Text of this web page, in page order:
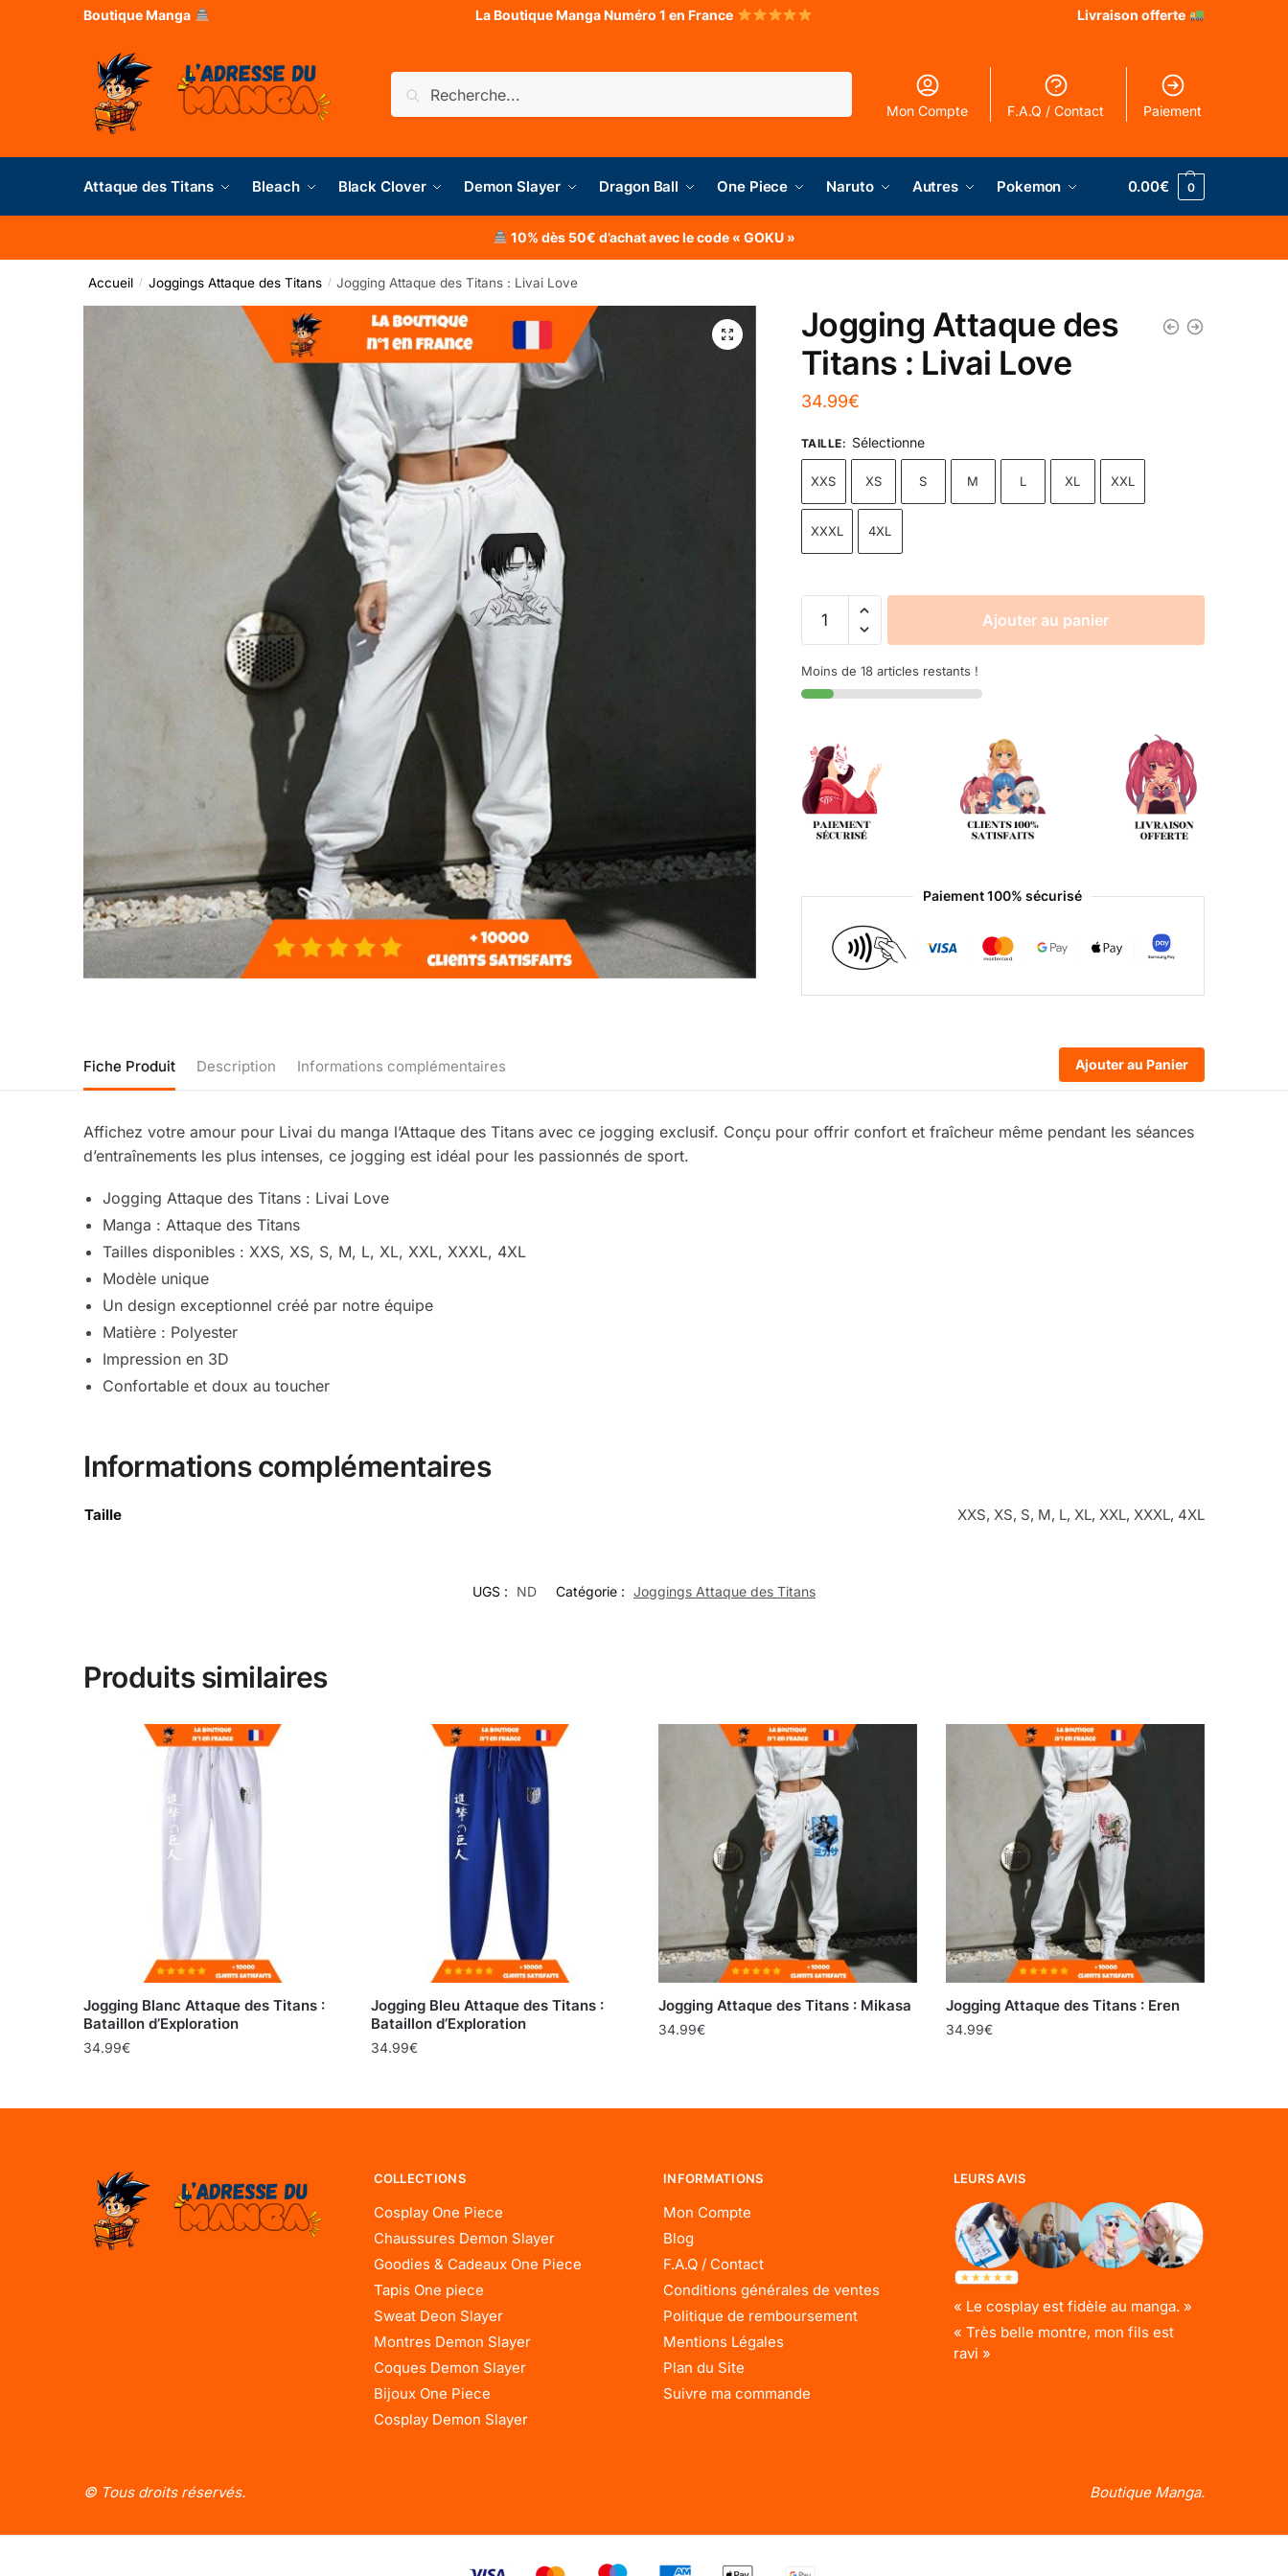
Boutique Manga La Boutique Manga Numéro 1 en France Livraison offerte
Mon Compte F.A.Q / Contact Paiement
Attaque des Titans Bleach Black Clover Demon Slayer Dragon Ball One Piece Naruto Autres Pokemon 0.00€ 0
10% dès 50€ d’achat avec le code « GOKU »
Accueil / Joggings Attaque des Titans / Jogging Attaque des Titans : Livai Love
Jogging Attaque des
Titans : Livai Love
34.99€
TAILLE: Sélectionne
XXS XS S M L XL XXL
XXXL 4XL
Ajouter au panier
Moins de 18 articles restants !
Paiement 100% sécurisé
Fiche Produit Description Informations complémentaires Ajouter au Panier
Affichez votre amour pour Livai du manga l’Attaque des Titans avec ce jogging exclusif. Conçu pour offrir confort et fraîcheur même pendant les séances
d’entraînements les plus intenses, ce jogging est idéal pour les passionnés de sport.
Jogging Attaque des Titans : Livai Love
Manga : Attaque des Titans
Tailles disponibles : XXS, XS, S, M, L, XL, XXL, XXXL, 4XL
Modèle unique
Un design exceptionnel créé par notre équipe
Matière : Polyester
Impression en 3D
Confortable et doux au toucher
Informations complémentaires
Taille XXS, XS, S, M, L, XL, XXL, XXXL, 4XL
UGS : ND Catégorie : Joggings Attaque des Titans
Produits similaires
Jogging Blanc Attaque des Titans :
Bataillon d’Exploration
34.99€
Jogging Bleu Attaque des Titans :
Bataillon d’Exploration
34.99€
Jogging Attaque des Titans : Mikasa
34.99€
Jogging Attaque des Titans : Eren
34.99€
COLLECTIONS
Cosplay One Piece
Chaussures Demon Slayer
Goodies & Cadeaux One Piece
Tapis One piece
Sweat Deon Slayer
Montres Demon Slayer
Coques Demon Slayer
Bijoux One Piece
Cosplay Demon Slayer
INFORMATIONS
Mon Compte
Blog
F.A.Q / Contact
Conditions générales de ventes
Politique de remboursement
Mentions Légales
Plan du Site
Suivre ma commande
LEURS AVIS
« Le cosplay est fidèle au manga. »
« Très belle montre, mon fils est
ravi »
© Tous droits réservés. Boutique Manga.